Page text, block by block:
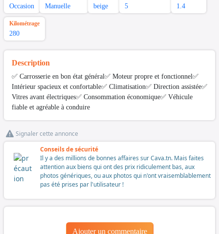
Occasion Manuelle beige 5 1.4
Kilométrage
280
Description
✅ Carrosserie en bon état général✅ Moteur propre et fonctionnel✅
Intérieur spacieux et confortable✅ Climatisation✅ Direction assistée✅
Vitres avant électriques✅ Consommation économique✅ Véhicule
fiable et agréable à conduire
Signaler cette annonce
Conseils de sécurité
Il y a des millions de bonnes affaires sur Cava.tn. Mais faites
attention aux biens qui ont des prix ridiculement bas, aux
photos génériques, ou aux photos qui n'ont vraisemblablement
pas été prises par l'utilisateur !
Ajouter un commentaire